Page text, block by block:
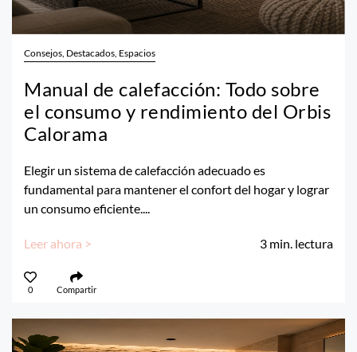
Consejos, Destacados, Espacios
Manual de calefacción: Todo sobre
el consumo y rendimiento del Orbis
Calorama
Elegir un sistema de calefacción adecuado es
fundamental para mantener el confort del hogar y lograr
un consumo eficiente....
Leer ahora > 3 min. lectura
0 Compartir